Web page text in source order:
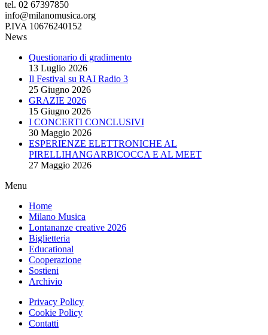
tel. 02 67397850
info@milanomusica.org
P.IVA 10676240152
News
Questionario di gradimento
13 Luglio 2026
Il Festival su RAI Radio 3
25 Giugno 2026
GRAZIE 2026
15 Giugno 2026
I CONCERTI CONCLUSIVI
30 Maggio 2026
ESPERIENZE ELETTRONICHE AL
PIRELLIHANGARBICOCCA E AL MEET
27 Maggio 2026
Menu
Home
Milano Musica
Lontananze creative 2026
Biglietteria
Educational
Cooperazione
Sostieni
Archivio
Privacy Policy
Cookie Policy
Contatti